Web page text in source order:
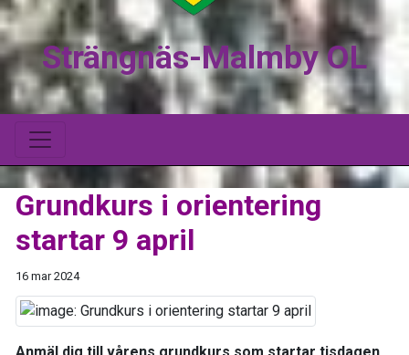
Strängnäs-Malmby OL
Grundkurs i orientering
startar 9 april
16 mar 2024